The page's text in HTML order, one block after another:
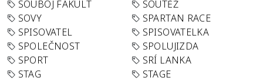
SOUBOJ FAKULT
SOUTĚŽ
SOVY
SPARTAN RACE
SPISOVATEL
SPISOVATELKA
SPOLEČNOST
SPOLUJIZDA
SPORT
SRÍ LANKA
STAG
STAGE